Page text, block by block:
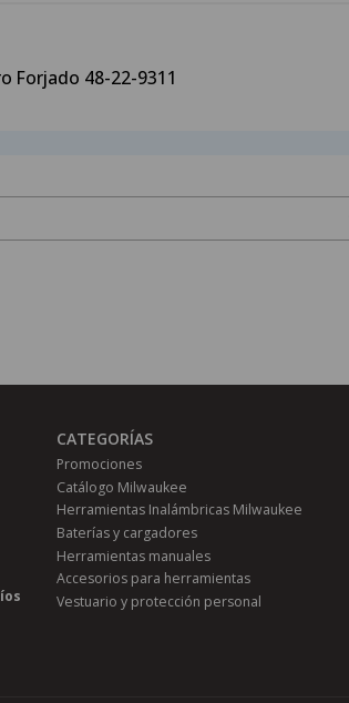
Forjado 48-22-9311
CATEGORÍAS
Promociones
Catálogo Milwaukee
Herramientas Inalámbricas Milwaukee
Baterías y cargadores
Herramientas manuales
Accesorios para herramientas
Vestuario y protección personal